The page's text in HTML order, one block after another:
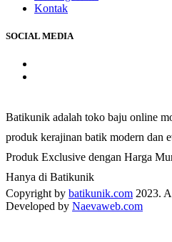
Kontak
SOCIAL MEDIA
Batikunik adalah toko baju online
produk kerajinan batik modern dan
Produk Exclusive dengan Harga
Hanya di Batikunik
Copyright by batikunik.com 2023.
Developed by Naevaweb.com